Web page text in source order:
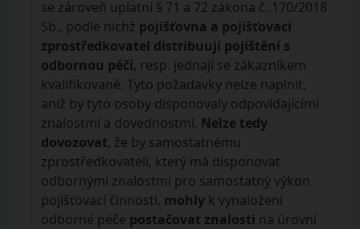
se zároveň uplatní § 71 a 72 zákona č. 170/2018
Sb., podle nichž pojišťovna a pojišťovací
zprostředkovatel distribuují pojištění s
odbornou péčí, resp. jednají se zákazníkem
kvalifikovaně. Tyto požadavky nelze naplnit,
aniž by tyto osoby disponovaly odpovídajícími
znalostmi a dovednostmi. Nelze tedy
dovozovat, že by samostatnému
zprostředkovateli, který má disponovat
odbornými znalostmi pro samostatný výkon
pojišťovací činnosti, mohly k vynaložení
odborné péče postačovat znalosti na úrovni